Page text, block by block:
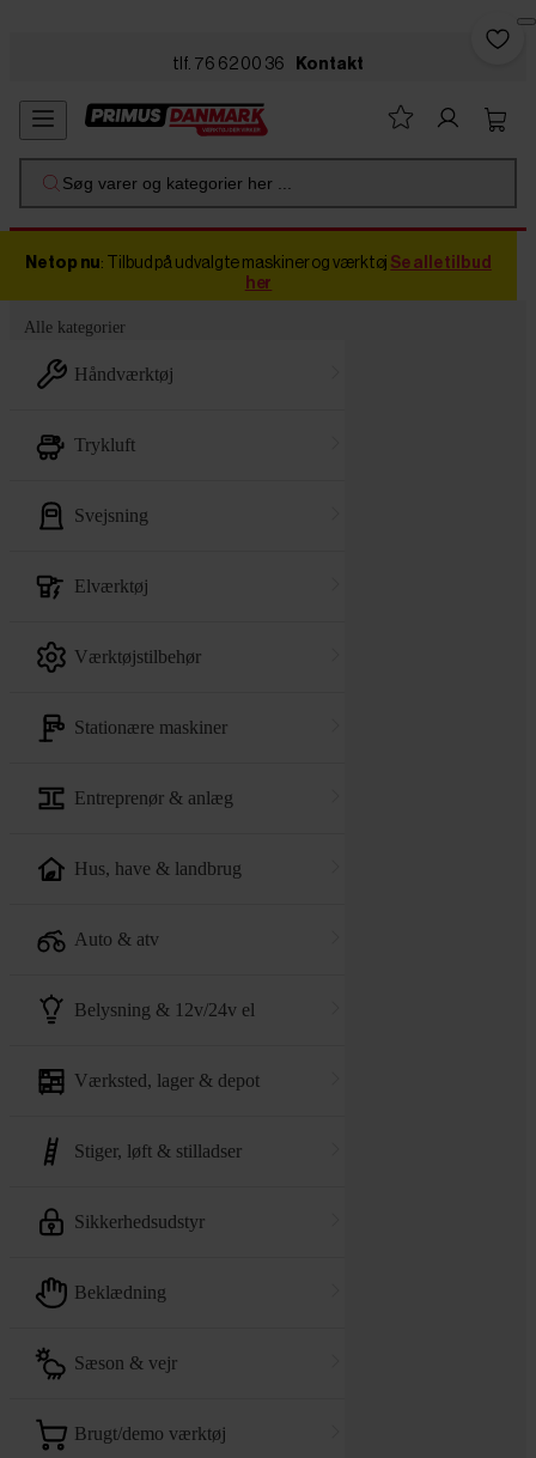
tlf. 76 62 00 36 Kontakt
Søg varer og kategorier her ...
Netop nu: Tilbud på udvalgte maskiner og værktøj Se alle tilbud
her
Alle kategorier
håndværktøj
trykluft
svejsning
elværktøj
værktøjstilbehør
stationære maskiner
entreprenør & anlæg
hus, have & landbrug
auto & atv
belysning & 12v/24v el
værksted, lager & depot
stiger, løft & stilladser
sikkerhedsudstyr
beklædning
sæson & vejr
brugt/demo værktøj